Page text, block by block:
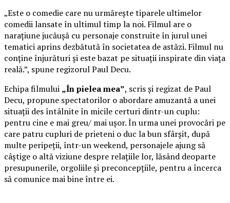
„Este o comedie care nu urmărește tiparele ultimelor
comedii lansate în ultimul timp la noi. Filmul are o
narațiune jucăușă cu personaje construite în jurul unei
tematici aprins dezbătută în societatea de astăzi. Filmul nu
conține înjurături și este bazat pe situații inspirate din viața
reală.”, spune regizorul Paul Decu.
Echipa filmului „În pielea mea”, scris și regizat de Paul
Decu, propune spectatorilor o abordare amuzantă a unei
situații des întâlnite în micile certuri dintr-un cuplu:
pentru cine e mai greu/ mai ușor. În urma unei provocări pe
care patru cupluri de prieteni o duc la bun sfârșit, după
multe peripeții, într-un weekend, personajele ajung să
câștige o altă viziune despre relațiile lor, lăsând deoparte
presupunerile, orgoliile și preconcepțiile, pentru a încerca
să comunice mai bine între ei.